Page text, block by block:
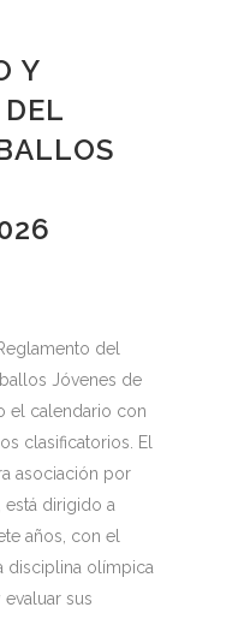
Y
del
Jóvenes de
el calendario con
clasificatorios. El
asociación por
dirigido a
años, con el
disciplina olímpica
sus